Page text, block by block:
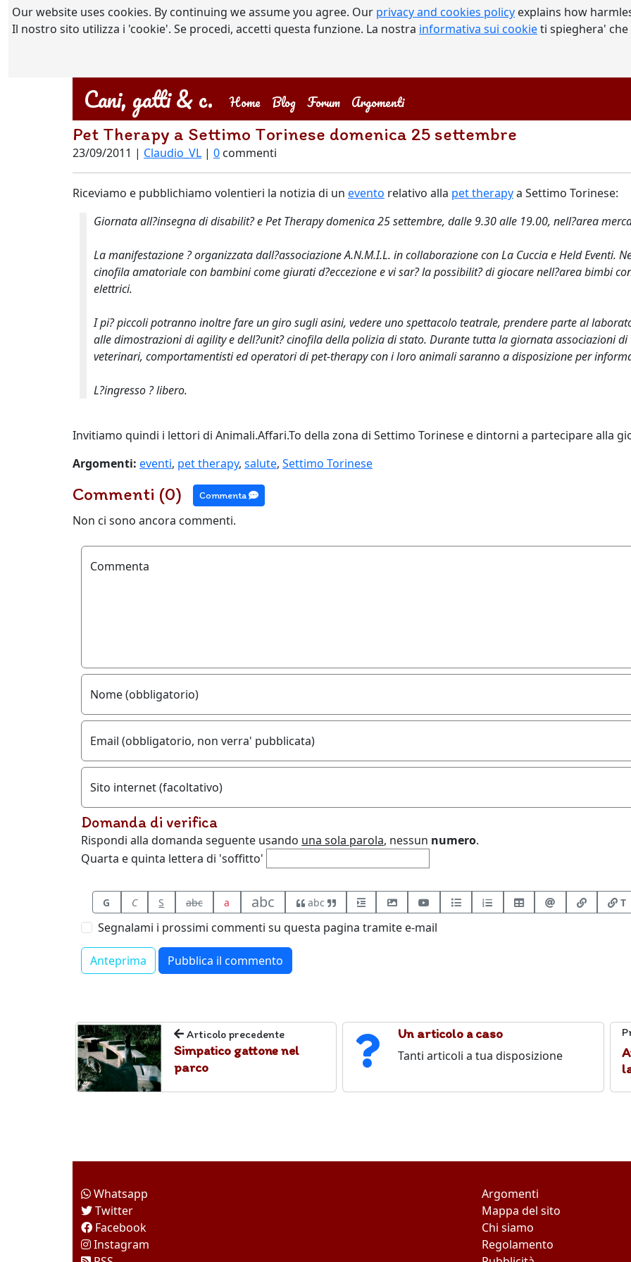
Our website uses cookies. By continuing we assume you agree. Our privacy and cookies policy explains how
Il nostro sito utilizza i 'cookie'. Se procedi, accetti questa funzione. La nostra informativa sui cookieti spieghera'
Cani, gatti & c. Home(current)
Blog Forum Argomenti
Pet Therapy a Settimo Torinese domenica 25 settembre
23/09/2011 | Claudio_VL | 0 commenti
Riceviamo e pubblichiamo volentieri la notizia di un evento relativo alla pet therapya Settimo Torinese:
Giornata all?insegna di disabilit? e Pet Therapy domenica 25 settembre, dalle 9.30 alle 19.00, nell?area
La manifestazione ? organizzata dall?associazione A.N.M.I.L. in collaborazione con La Cuccia e Held Eventi.
cinofila amatoriale con bambini come giurati d?eccezione e vi sar? la possibilit? di giocare nell?area bimbi
elettrici.
I pi? piccoli potranno inoltre fare un giro sugli asini, vedere uno spettacolo teatrale, prendere parte al
alle dimostrazioni di agility e dell?unit? cinofila della polizia di stato. Durante tutta la giornata associazioni
veterinari, comportamentisti ed operatori di pet-therapy con i loro animali saranno a disposizione per
L?ingresso ? libero.
Invitiamo quindi i lettori di Animali.Affari.To della zona di Settimo Torinese e dintorni a partecipare alla
Argomenti: eventi, pet therapy, salute, Settimo Torinese
Commenti (0) Commenta
Non ci sono ancora commenti.
Commenta
Nome (obbligatorio)
Email (obbligatorio, non verra' pubblicata)
Sito internet (facoltativo)
Domanda di verifica
Rispondi alla domanda seguente usando una sola parola, nessun numero.
Quarta e quinta lettera di 'soffitto'
G C S abc a abc abc T
Segnalami i prossimi commenti su questa pagina tramite e-mail
Articolo precedente
Simpatico gattone nel
parco
Un articolo a caso
Tanti articoli a tua disposizione
Whatsapp
Twitter
Facebook
Instagram
Argomenti
Mappa del sito
Chi siamo
Regolamento